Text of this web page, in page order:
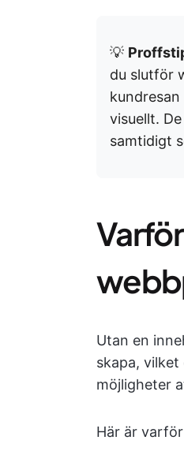
💡
du slutför
visuellt.
samtidigt
Utan en
skapa,
möjligheter
Här är